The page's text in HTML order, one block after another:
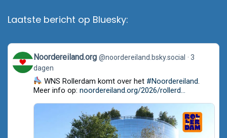
Laatste bericht op Bluesky:
View
post
by
Noordereiland.org
Bluesky
Noordereiland.org @noordereiland.bsky.social
3
dagen
WNS Rollerdam komt over het #Noordereiland.
Meer info op: noordereiland.org/2026/rollerd...